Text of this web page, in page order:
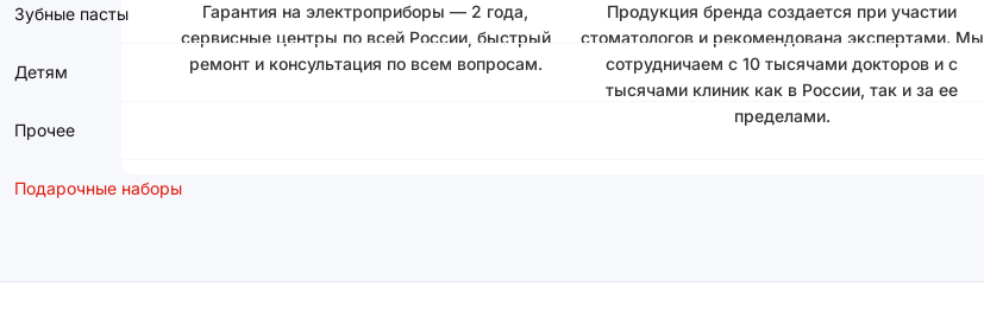
Зубные пасты
Детям
Прочее
Подарочные наборы
Гарантия на электроприборы — 2 года,
сервисные центры по всей России, быстрый
ремонт и консультация по всем вопросам.
Продукция бренда создается при участии
стоматологов и рекомендована экспертами. Мы
сотрудничаем с 10 тысячами докторов и с
тысячами клиник как в России, так и за ее
пределами.